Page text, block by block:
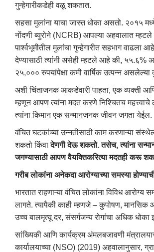
गुन्हेगारीकडेही वळू शकतात.
सहसा मुलांना याचा जास्त धोका असतो. २०१५
नोंदणी ब्युरोने (NCRB) आपल्या अहवालात
पार्श्वभूमीतील मुलांचा गुन्हेगारीत सहभाग वाढला
देण्यासाठी त्यांनी असेही म्हटले आहे की, ५५.६%
२५,००० रुपयांपेक्षा कमी वार्षिक उत्पन्न असलेल्या
अशी चिंताजनक आकडेवारी पाहता, एक व्यक्ती
म्हणून आपण त्यांना मदत करणे निश्चितच
त्यांना किमान एक सन्मानजनक जीवन जगता येईल.
वंचित घटकांच्या उन्नतीसाठी काम करणाऱ्या
शकतो किंवादेणगी देऊ शकतो. तसेच, त्यांना
जगण्यासाठी आपण वैयक्तिकरित्या मदतही करू
गरीब लोकांना अनेकदा आरोग्याच्या समस्या
भारतात राहणाऱ्या वंचित लोकांना विविध आरोग्य
लागते. त्यापैकी काही म्हणजे – कुपोषण, मानसिक
उच्च बालमृत्यू दर, संसर्गजन्य रोगांचा अधिक धोका
सांख्यिकी आणि कार्यक्रम अंमलबजावणी
कार्यालयाच्या (NSO) (2019) अहवालानुसार,